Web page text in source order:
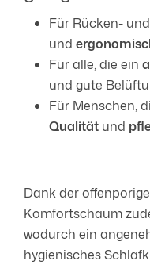
Für Rücken-
und
Für alle, die ein
und gute
Für Menschen,
Qualität und
Dank der
Komfortschaum
wodurch ein
hygienisches